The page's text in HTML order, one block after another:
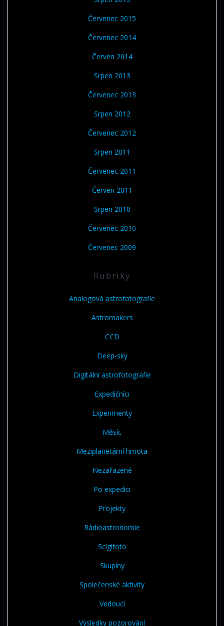
Červenec 2015
Červenec 2014
Červen 2014
Srpen 2013
Červenec 2013
Srpen 2012
Červenec 2012
Srpen 2011
Červenec 2011
Červen 2011
Srpen 2010
Červenec 2010
Červenec 2009
Rubriky
Analogová astrofotografie
Astromakers
CCD
Deep-sky
Digitální astrofotografie
Expedičníci
Experimenty
Měsíc
Meziplanetární hmota
Nezařazené
Po expedici
Projekty
Rádioastronomie
Scigifoto
Skupiny
Společenské aktivity
Vedoucí
Výsledky pozorování